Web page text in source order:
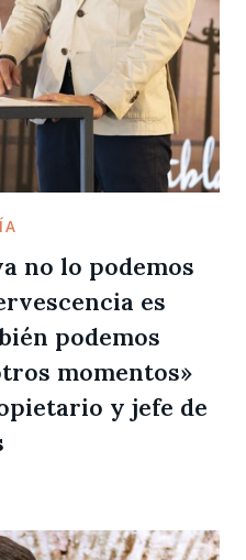
no lo podemos
es
podemos
momentos»
y jefe de